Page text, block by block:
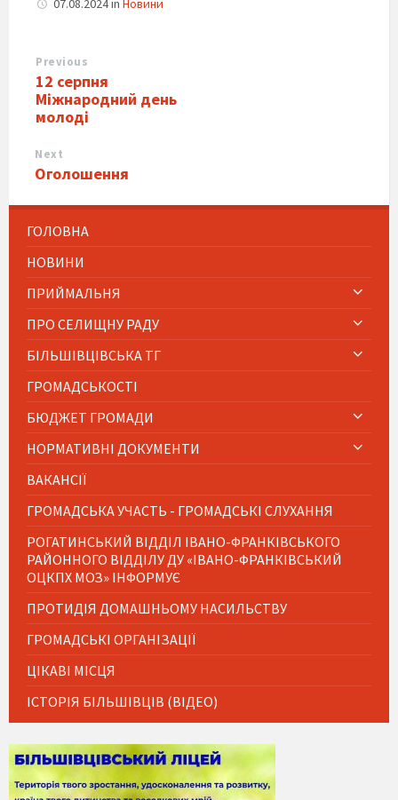
Previous
12 серпня
Міжнародний день
молоді
Next
Оголошення
ГОЛОВНА
НОВИНИ
ПРИЙМАЛЬНЯ
ПРО СЕЛИЩНУ РАДУ
БІЛЬШІВЦІВСЬКА ТГ
ГРОМАДСЬКОСТІ
БЮДЖЕТ ГРОМАДИ
НОРМАТИВНІ ДОКУМЕНТИ
ВАКАНСІЇ
ГРОМАДСЬКА УЧАСТЬ - ГРОМАДСЬКІ СЛУХАННЯ
РОГАТИНСЬКИЙ ВІДДІЛ ІВАНО-ФРАНКІВСЬКОГО
РАЙОННОГО ВІДДІЛУ ДУ «ІВАНО-ФРАНКІВСЬКИЙ
ОЦКПХ МОЗ» ІНФОРМУЄ
ПРОТИДІЯ ДОМАШНЬОМУ НАСИЛЬСТВУ
ГРОМАДСЬКІ ОРГАНІЗАЦІЇ
ЦІКАВІ МІСЦЯ
ІСТОРІЯ БІЛЬШІВЦІВ (ВІДЕО)